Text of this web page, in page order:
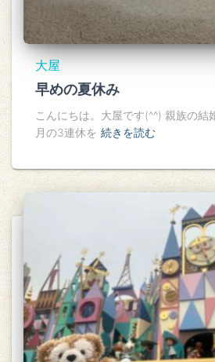
大屋
早めの夏休み
こんにちは。大屋です(^^) 親族の結
月の3連休を 続きを読む